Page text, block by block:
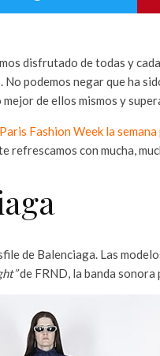
disfrutado de todas y
podemos negar que ha
de ellos mismos y
Paris Fashion Week la semana
refrescamos con mucha,
de Balenciaga. Las
de FRND, la banda sonora